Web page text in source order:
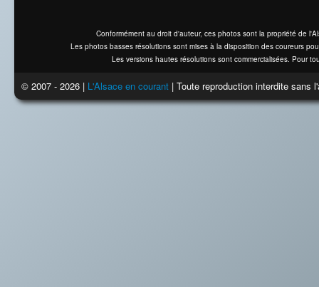
Conformément au droit d'auteur, ces photos sont la propriété de
Les photos basses résolutions sont mises à la disposition des coureurs
Les versions hautes résolutions sont commercialisées. Pour
© 2007 - 2026 | L'Alsace en courant | Toute reproduction interdite sans